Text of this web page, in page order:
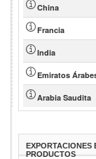
China
Francia
India
Emiratos
Arabia Saudita
EXPORTACIONES
PRODUCTOS